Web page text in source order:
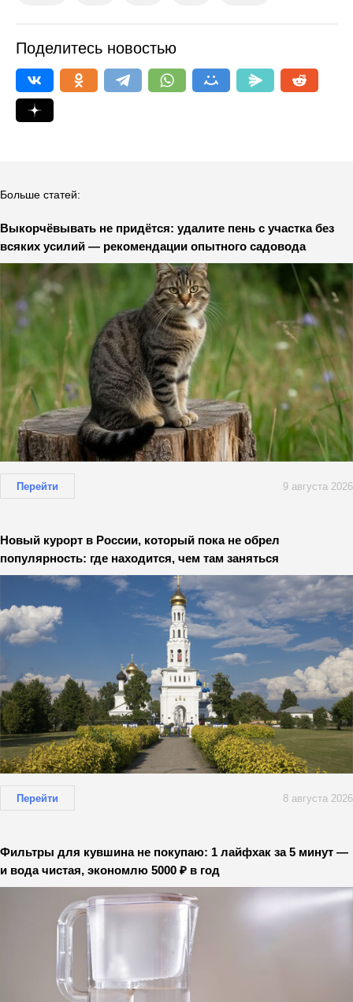
Поделитесь новостью
Больше статей:
Выкорчёвывать не придётся: удалите пень с участка без
всяких усилий — рекомендации опытного садовода
Перейти 9 августа 2026
Новый курорт в России, который пока не обрел
популярность: где находится, чем там заняться
Перейти 8 августа 2026
Фильтры для кувшина не покупаю: 1 лайфхак за 5 минут —
и вода чистая, экономлю 5000 ₽ в год